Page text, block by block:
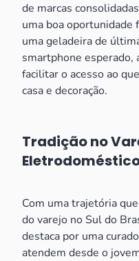
de marcas
uma boa oportunidade
uma geladeira de
smartphone esperado,
facilitar o acesso ao
casa e decoração.
Tradição no
Com uma trajetória
do varejo no Sul do
destaca por uma
atendem desde o